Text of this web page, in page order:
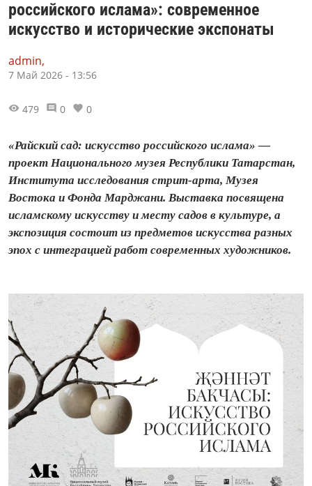
российского ислама»: современное
искусство и исторические экспонаты
admin,
7 Май 2026 - 13:56
479 0 0
«Райский сад: искусство российского ислама» —
проект Национального музея Республики Татарстан,
Института исследования стрит-арта, Музея
Востока и Фонда Марджани. Выставка посвящена
исламскому искусству и месту садов в культуре, а
экспозиция состоит из предметов искусства разных
эпох с интеграцией работ современных художников.